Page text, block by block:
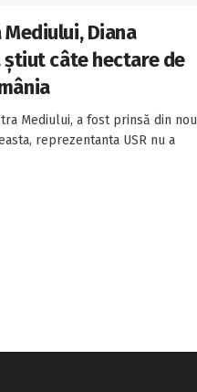
Mediului, Diana
știut câte hectare de
Mediului, a fost prinsă din nou
reprezentanta USR nu a